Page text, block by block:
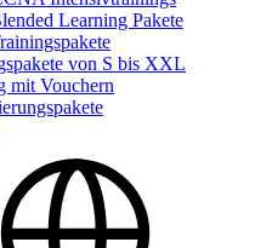
Learning Pakete
von S bis XXL
mit Vouchern